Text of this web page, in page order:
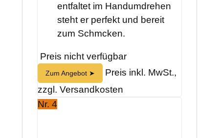
entfaltet im Handumdrehen
steht er perfekt und bereit
zum Schmcken.
Preis nicht verfügbar
Zum Angebot ➤
Preis inkl. MwSt.,
zzgl. Versandkosten
Nr. 4